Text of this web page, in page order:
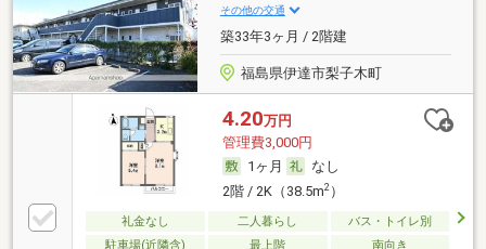
その他の交通
築33年3ヶ月 / 2階建
福島県伊達市梨子木町
4.20万円
管理費3,000円
1ヶ月
なし
2階 / 2K（38.5m2）
礼金なし 二人暮らし
バス・トイレ別
駐車場(近隣含)
最上階 南向き